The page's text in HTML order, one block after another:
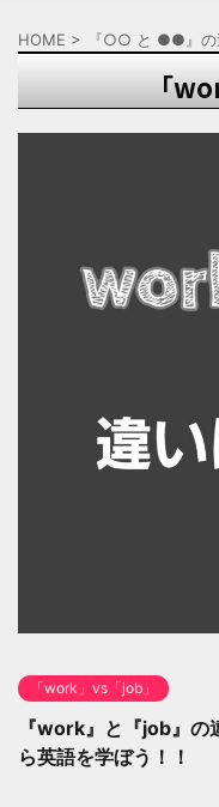
HOME > 『○○ と ●●』の
「
「work」vs「job」
『work』と『job』の
ら英語を学ぼう！！